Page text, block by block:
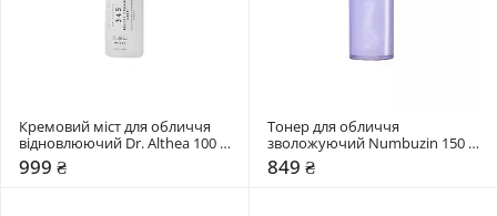
Кремовий міст для обличчя
відновлюючий Dr. Althea 100
мл
999 ₴
Тонер для обличчя
зволожуючий Numbuzin 150
мл
849 ₴